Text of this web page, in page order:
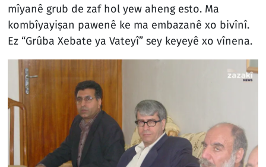
mîyanê grub de zaf hol yew aheng esto. Ma
kombîyayiṣan pawenê ke ma embazanê xo bivînî.
Ez “Grûba Xebate ya Vateyî” sey keyeyê xo vînena.